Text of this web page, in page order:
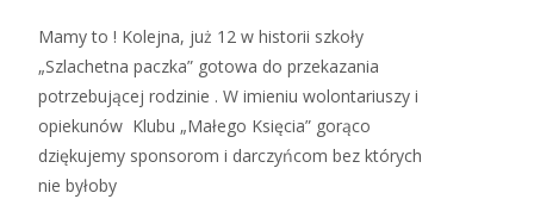
Mamy to ! Kolejna, już 12 w historii szkoły
„Szlachetna paczka” gotowa do przekazania
potrzebującej rodzinie . W imieniu wolontariuszy i
opiekunów Klubu „Małego Księcia” gorąco
dziękujemy sponsorom i darczyńcom bez których
nie byłoby